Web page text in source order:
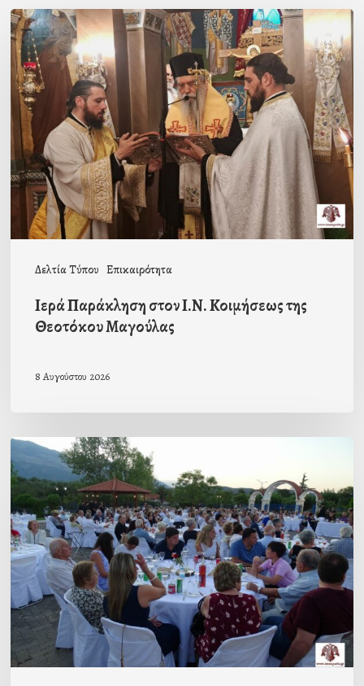
Δελτία Τύπου Επικαιρότητα
Ιερά
Παράκληση
στον
Ι.Ν.
Κοιμήσεως
της
Θεοτόκου
Μαγούλας
Ιερά Παράκληση στον Ι.Ν. Κοιμήσεως της
Θεοτόκου Μαγούλας
8 Αυγούστου 2026
Πρόσκληση
προς
τους
Ομογενείς
μας